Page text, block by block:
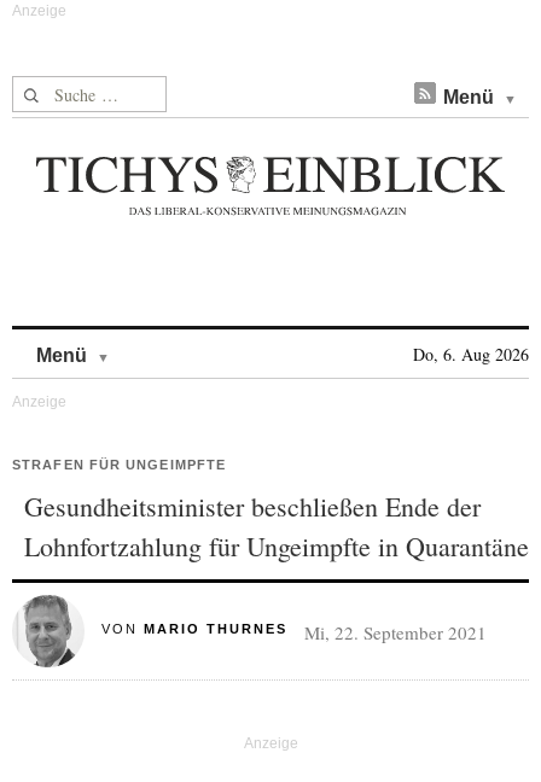
Suche nach: Menü
Menü Do, 6. Aug 2026
STRAFEN FÜR UNGEIMPFTE
Gesundheitsminister beschließen Ende der
Lohnfortzahlung für Ungeimpfte in Quarantäne
VON MARIO THURNES Mi, 22. September 2021